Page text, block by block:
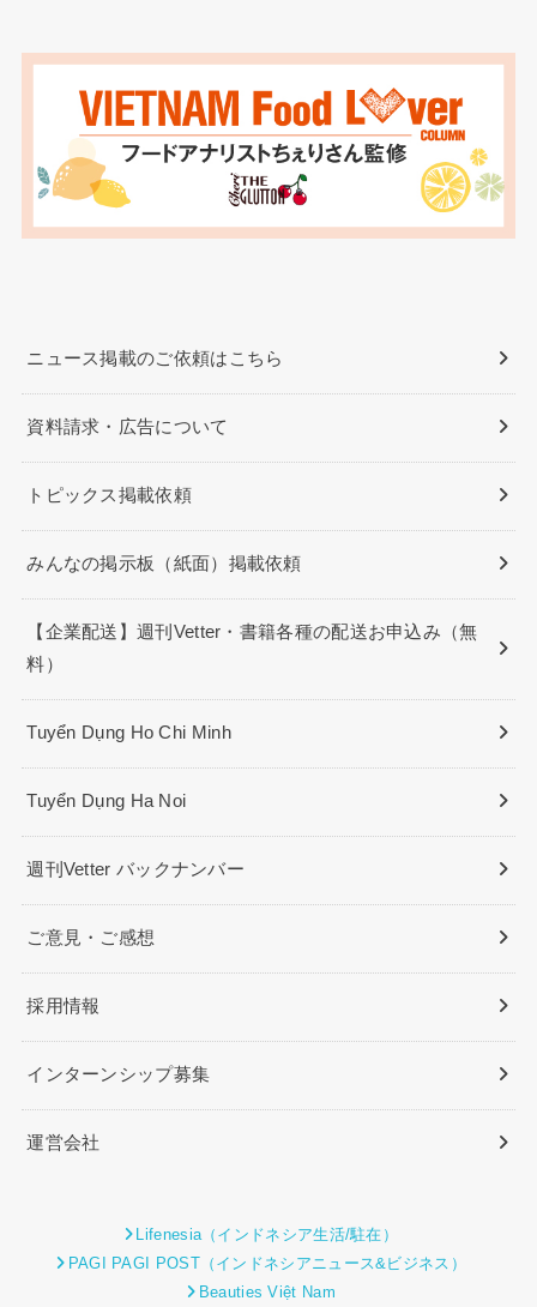
ニュース掲載のご依頼はこちら
資料請求・広告について
トピックス掲載依頼
みんなの掲示板（紙面）掲載依頼
【企業配送】週刊Vetter・書籍各種の配送お申込み（無
料）
Tuyển Dụng Ho Chi Minh
Tuyển Dụng Ha Noi
週刊Vetter バックナンバー
ご意見・ご感想
採用情報
インターンシップ募集
運営会社
Lifenesia（インドネシア生活/駐在）
PAGI PAGI POST（インドネシアニュース&ビジネス）
Beauties Việt Nam